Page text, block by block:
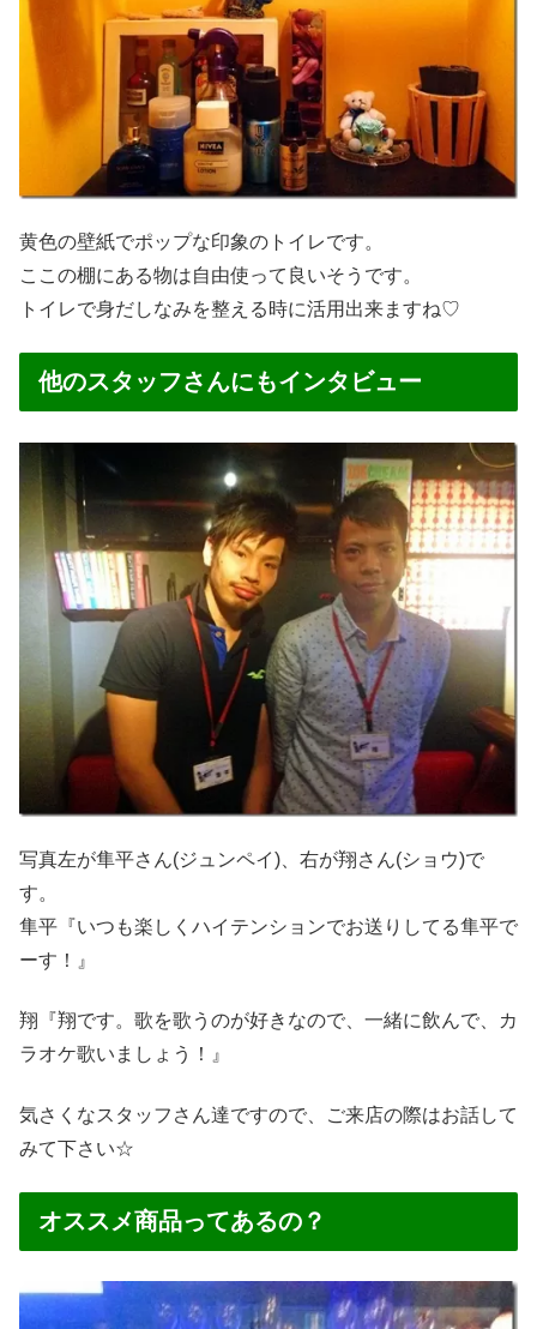
黄色の壁紙でポップな印象のトイレです。
ここの棚にある物は自由使って良いそうです。
トイレで身だしなみを整える時に活用出来ますね♡
他のスタッフさんにもインタビュー
写真左が隼平さん(ジュンペイ)、右が翔さん(ショウ)で
す。
隼平『いつも楽しくハイテンションでお送りしてる隼平で
ーす！』
翔『翔です。歌を歌うのが好きなので、一緒に飲んで、カ
ラオケ歌いましょう！』
気さくなスタッフさん達ですので、ご来店の際はお話して
みて下さい☆
オススメ商品ってあるの？